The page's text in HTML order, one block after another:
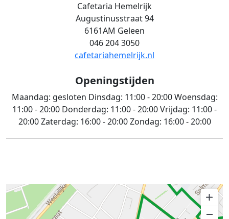
Cafetaria Hemelrijk
Augustinusstraat 94
6161AM Geleen
046 204 3050
cafetariahemelrijk.nl
Openingstijden
Maandag: gesloten Dinsdag: 11:00 - 20:00Woensdag:
11:00 - 20:00 Donderdag: 11:00 - 20:00Vrijdag: 11:00 -
20:00Zaterdag: 16:00 - 20:00Zondag: 16:00 - 20:00